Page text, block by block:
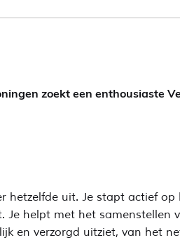
zoekt een enthousiaste
hetzelfde uit. Je stapt actief
Je helpt met het
en verzorgd uitziet, van het